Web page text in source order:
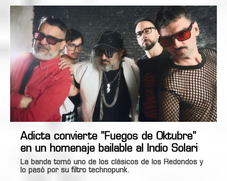
Adicta convierte "Fuegos de Oktubre"
en un homenaje bailable al Indio Solari
La banda tomó uno de los clásicos de los Redondos y
lo pasó por su filtro technopunk.